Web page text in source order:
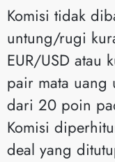
Komisi tidak
untung/rugi
EUR/USD atau
pair mata uang
dari 20 poin
Komisi
deal yang